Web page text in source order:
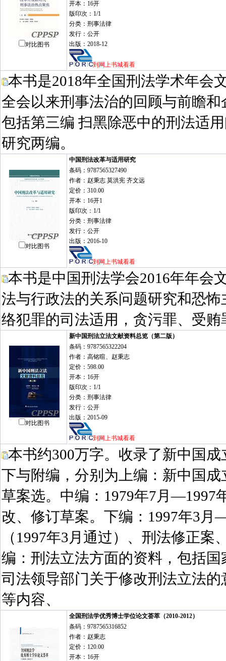
对比图书
开本：16开
版印次：1/1
分类：刑事法律
发行：公开
出版：2018-12
到网上书城看看
本书是2018年全国刑法学术年会
全会以来刑事法治的回顾与前瞻
包括第三编 扫黑除恶中的刑法适
研究两编。
对比图书
中国刑法改革与适用研究
条码：9787565327490
作者：赵秉志 莫洪宪 齐文远
定价：310.00
开本：16开1
版印次：1/1
分类：刑事法律
发行：公开
出版：2016-10
到网上书城看看
本书是中国刑法学会2016年年会
法与行政法的关系问题研究和恐
络犯罪的司法适用，贪污罪、受
对比图书
新中国刑法立法文献资料总览（第二版）
条码：9787565322204
作者：高铭暄、赵秉志
定价：598.00
开本：16开
版印次：1/1
分类：刑事法律
发行：公开
出版：2015-09
到网上书城看看
本书约300万字。收录了新中国
下与附编，分别为上编：新中国
草案选。中编：1979年7月—1997
改、修订草案。下编：1997年3
（1997年3月通过）、刑法修正
编：刑法立法方面的资料，包括
司法领导部门关于修改刑法立法
等内容、
全国刑法学优秀博士学位论文荟萃（2010-2012）
条码：9787565316852
作者：赵秉志
定价：120.00
开本：16开